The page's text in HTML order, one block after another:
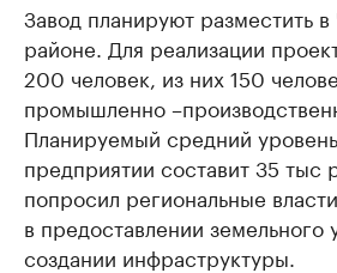
Завод планируют разместить
районе. Для реализации
200 человек, из них 150
промышленно
Планируемый средний
предприятии составит 35 тыс
попросил региональные
в предоставлении земельного
создании инфраструктуры.